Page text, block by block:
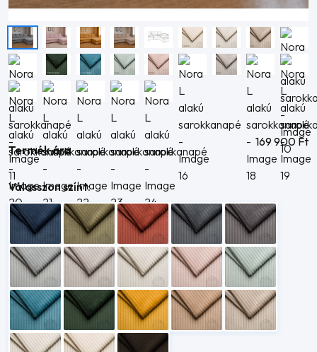
Termék ára
169 900 Ft
Válasszon színt: